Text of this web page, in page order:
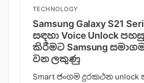
TECHNOLOGY
Samsung Galaxy S21
සඳහා Voice Unlock
කිරීමට Samsung
වන ලකුණු
Smart ජංගම දුරකථන